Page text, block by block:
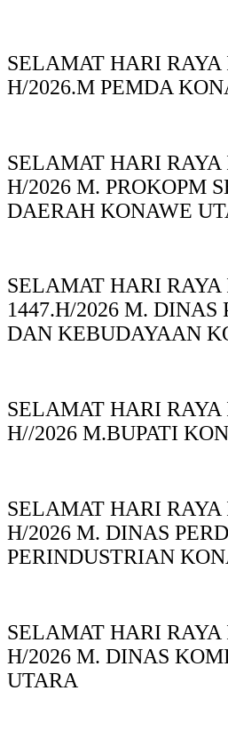
SELAMAT HARI
H/2026.M PEMDA
SELAMAT HARI
H/2026 M. PROKOPM
DAERAH KONAWE
SELAMAT HARI
1447.H/2026 M.
DAN KEBUDAYAAN
SELAMAT HARI
H//2026 M.BUPATI
SELAMAT HARI
H/2026 M. DINAS
PERINDUSTRIAN
SELAMAT HARI
H/2026 M. DINAS
UTARA